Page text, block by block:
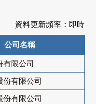
資料更新頻率：即時
公司名稱
有限公司
份有限公司
份有限公司